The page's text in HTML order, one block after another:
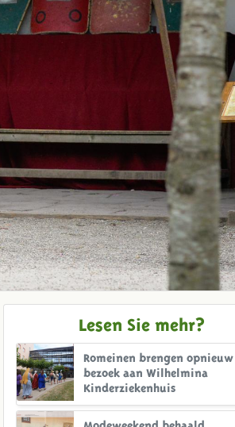
Lesen Sie mehr?
Romeinen brengen opnieuw
bezoek aan Wilhelmina
Kinderziekenhuis
Modeweekend behaald